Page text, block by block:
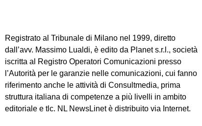
Registrato al Tribunale di Milano nel 1999, diretto
dall’avv. Massimo Lualdi, è edito da Planet s.r.l., società
iscritta al Registro Operatori Comunicazioni presso
l’Autorità per le garanzie nelle comunicazioni, cui fanno
riferimento anche le attività di Consultmedia, prima
struttura italiana di competenze a più livelli in ambito
editoriale e tlc. NL NewsLinet è distribuito via Internet.